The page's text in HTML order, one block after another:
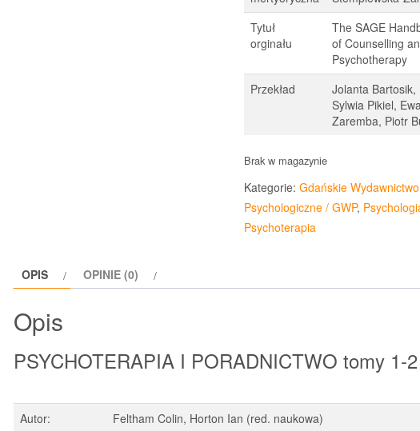
Tytuł
orginału
The SAGE
of Counselling
Psychotherapy
Przekład
Jolanta Bartosik,
Sylwia Pikiel,
Zaremba, Piotr
Brak w magazynie
Kategorie: Gdańskie Wydawnictwo
Psychologiczne / GWP,
Psychoterapia
OPIS OPINIE (0)
Opis
PSYCHOTERAPIA I PORADNICTWO tomy 1-2
Autor:
Feltham Colin, Horton Ian (red. naukowa)